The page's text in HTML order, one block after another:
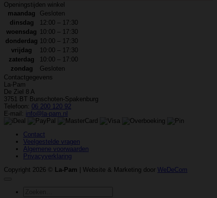
Openingstijden winkel
maandag
Gesloten
dinsdag
12:00 – 17:30
woensdag 10:00 – 17:30
donderdag 10:00 – 17:30
vrijdag
10:00 – 17:30
zaterdag
10:00 – 17:00
zondag
Gesloten
Contactgegevens
La-Pam
De Ziel 8 A
3751 BT Bunschoten-Spakenburg
Telefoon: 06 200 120 92
E-mail: info@la-pam.nl
Contact
Veelgestelde vragen
Algemene voorwaarden
Privacyverklaring
Copyright 2026 © La-Pam | Website & Marketing door WeDeCom